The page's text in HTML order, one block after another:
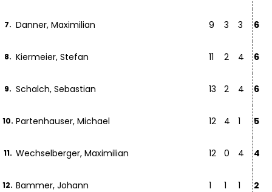
7. Danner, Maximilian 9 3 3 6
8. Kiermeier, Stefan 11 2 4 6
9. Schalch, Sebastian 13 2 4 6
10. Partenhauser, Michael 12 4 1 5
11. Wechselberger, Maximilian 12 0 4 4
12. Bammer, Johann 1 1 1 2